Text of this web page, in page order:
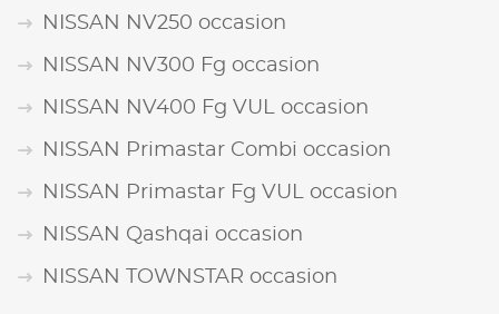
NISSAN NV250 occasion
NISSAN NV300 Fg occasion
NISSAN NV400 Fg VUL occasion
NISSAN Primastar Combi occasion
NISSAN Primastar Fg VUL occasion
NISSAN Qashqai occasion
NISSAN TOWNSTAR occasion